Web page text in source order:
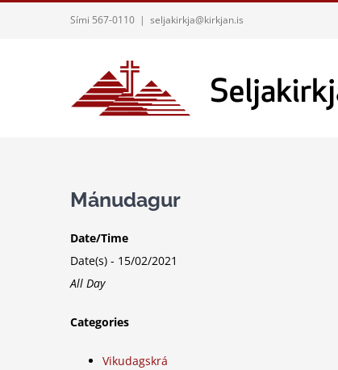
Sími 567-0110 | seljakirkja@kirkjan.is
Mánudagur
Date/Time
Date(s) - 15/02/2021
All Day
Categories
Vikudagskrá